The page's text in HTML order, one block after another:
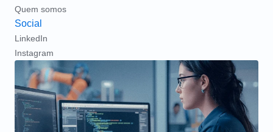
Quem somos
Social
LinkedIn
Instagram